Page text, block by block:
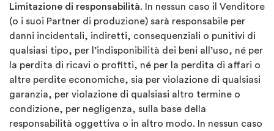
Limitazione di responsabilità. In nessun caso il Venditore
(o i suoi Partner di produzione) sarà responsabile per
danni incidentali, indiretti, consequenziali o punitivi di
qualsiasi tipo, per l’indisponibilità dei beni all’uso, né per
la perdita di ricavi o profitti, né per la perdita di affari o
altre perdite economiche, sia per violazione di qualsiasi
garanzia, per violazione di qualsiasi altro termine o
condizione, per negligenza, sulla base della
responsabilità oggettiva o in altro modo. In nessun caso